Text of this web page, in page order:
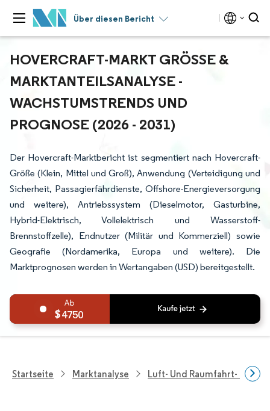
Über diesen Bericht
HOVERCRAFT-MARKT GRÖSSE & M
ARKTANTEILSANALYSE - W
ACHSTUMSTRENDS UND P
ROGNOSE (2026 - 2031)
Der Hovercraft-Marktbericht ist segmentiert nach Hovercraft-
Größe (Klein, Mittel und Groß), Anwendung (Verteidigung und
Sicherheit, Passagierfährdienste, Offshore-Energieversorgung
und weitere), Antriebssystem (Dieselmotor, Gasturbine,
Hybrid-Elektrisch, Vollelektrisch und Wasserstoff-
Brennstoffzelle), Endnutzer (Militär und Kommerziell) sowie
Geografie (Nordamerika, Europa und weitere). Die
Marktprognosen werden in Wertangaben (USD) bereitgestellt.
4750
Startseite Marktanalyse Luft- Und Raumfahrt- Und